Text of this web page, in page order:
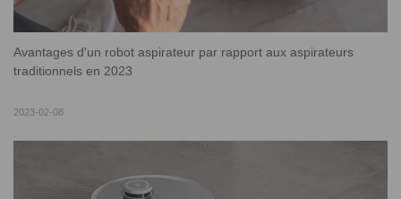
Avantages d'un robot aspirateur par rapport aux aspirateurs
traditionnels en 2023
2023-02-08